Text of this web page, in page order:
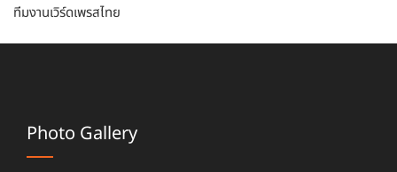
ทีมงานเวิร์ดเพรสไทย
Photo Gallery